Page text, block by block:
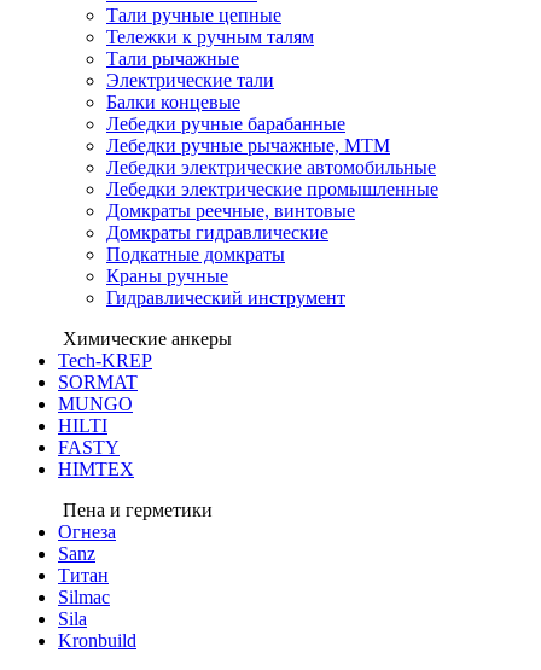
Тали ручные цепные
Тележки к ручным талям
Тали рычажные
Электрические тали
Балки концевые
Лебедки ручные барабанные
Лебедки ручные рычажные, МТМ
Лебедки электрические автомобильные
Лебедки электрические промышленные
Домкраты реечные, винтовые
Домкраты гидравлические
Подкатные домкраты
Краны ручные
Гидравлический инструмент
Химические анкеры
Tech-KREP
SORMAT
MUNGO
HILTI
FASTY
HIMTEX
Пена и герметики
Огнеза
Sanz
Титан
Silmac
Sila
Kronbuild